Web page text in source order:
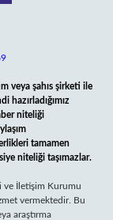
veya şahıs şirketi ile
hazırladığımız
niteliği
tamamen
niteliği taşımazlar.
ve İletişim Kurumu
vermektedir. Bu
araştırma